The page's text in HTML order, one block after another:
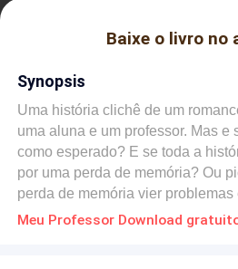
Baixe o livro no
Synopsis
Uma história clichê de um
uma aluna e um professor. Mas e
como esperado? E se toda a
por uma perda de memória? Ou
perda de memória vier problemas
resolvidas do passado? Mas e